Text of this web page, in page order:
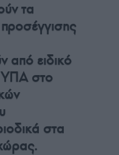
τα
από ειδικό
ΥΠΑ στο
στα